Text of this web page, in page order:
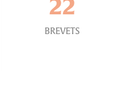
22
BREVETS